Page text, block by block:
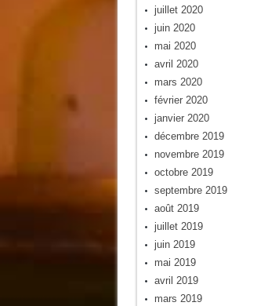
juillet 2020
juin 2020
mai 2020
avril 2020
mars 2020
février 2020
janvier 2020
décembre 2019
novembre 2019
octobre 2019
septembre 2019
août 2019
juillet 2019
juin 2019
mai 2019
avril 2019
mars 2019